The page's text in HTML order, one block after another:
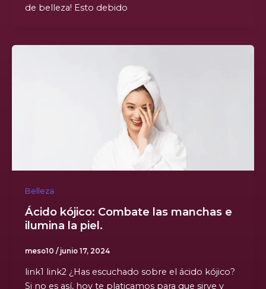
de belleza! Esto debido
Belleza
Ácido kójico: Combate las manchas e
ilumina la piel.
meso10 / junio 17, 2024
link1 link2 ¿Has escuchado sobre el ácido kójico?
Si no es así, hoy te platicamos para que sirve y